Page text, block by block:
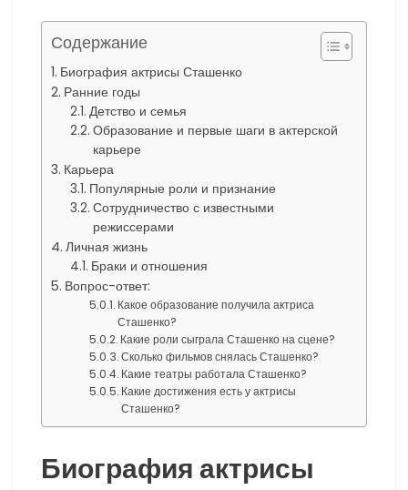
Содержание
Биография актрисы Сташенко
Ранние годы
Детство и семья
Образование и первые шаги в актерской
карьере
Карьера
Популярные роли и признание
Сотрудничество с известными
режиссерами
Личная жизнь
Браки и отношения
Вопрос-ответ:
Какое образование получила актриса
Сташенко?
Какие роли сыграла Сташенко на сцене?
Сколько фильмов снялась Сташенко?
Какие театры работала Сташенко?
Какие достижения есть у актрисы
Сташенко?
Биография актрисы